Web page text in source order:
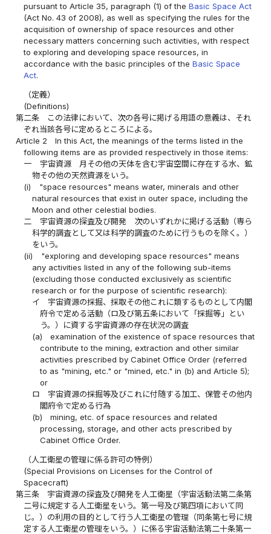
pursuant to Article 35, paragraph (1) of theBasic Space Act
(Act No. 43 of 2008), as well as specifying the rules for the
acquisition of ownership of space resources and other
necessary matters concerning such activities, with respect
to exploring and developing space resources, in
accordance with the basic principles of theBasic Space
Act.
（定義）
(Definitions)
第二条
この法律において、次の各号に掲げる用語の意義は、それ
ぞれ当該各号に定めるところによる。
Article 2
In this Act, the meanings of the terms listed in the
following items are as provided respectively in those items:
一
宇宙資源 月その他の天体を含む宇宙空間に存在する水、鉱
物その他の天然資源をいう。
(i)
"space resources" means water, minerals and other
natural resources that exist in outer space, including the
Moon and other celestial bodies.
二
宇宙資源の探査及び開発 次のいずれかに掲げる活動（専ら
科学的調査として又は科学的調査のために行うものを除く。）
をいう。
(ii)
"exploring and developing space resources" means
any activities listed in any of the following sub-items
(excluding those conducted exclusively as scientific
research or for the purpose of scientific research):
イ
宇宙資源の採掘、採取その他これに類するものとして内閣
府令で定める活動（ロ及び第五条において「採掘等」とい
う。）に資する宇宙資源の存在状況の調査
(a)
examination of the existence of space resources that
contribute to the mining, extraction and other similar
activities prescribed by Cabinet Office Order (referred
to as "mining, etc." or "mined, etc." in (b) and Article 5);
or
ロ
宇宙資源の採掘等及びこれに付随する加工、保管その他内
閣府令で定める行為
(b)
mining, etc. of space resources and related
processing, storage, and other acts prescribed by
Cabinet Office Order.
（人工衛星の管理に係る許可の特例）
(Special Provisions on Licenses for the Control of
Spacecraft)
第三条
宇宙資源の探査及び開発を人工衛星（宇宙活動法第二条第
二号に規定する人工衛星をいう。第一号及び第四項において同
じ。）の利用の目的として行う人工衛星の管理（同条第七号に規
定する人工衛星の管理をいう。）に係る宇宙活動法第二十条第一